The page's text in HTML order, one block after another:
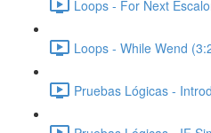
Loops - For Next
Loops - While Wend
Pruebas Lógicas -